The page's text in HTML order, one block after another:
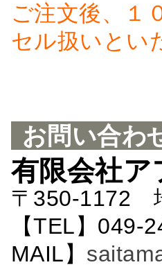
ご注文後、１
セル扱いとい
お問い合わ
有限会社
〒350-1172
【TEL】
MAIL】